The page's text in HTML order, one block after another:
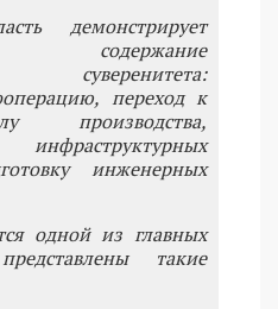
демонстрирует
содержание
суверенитета:
переход к
производства,
инженерных
одной из главных
такие